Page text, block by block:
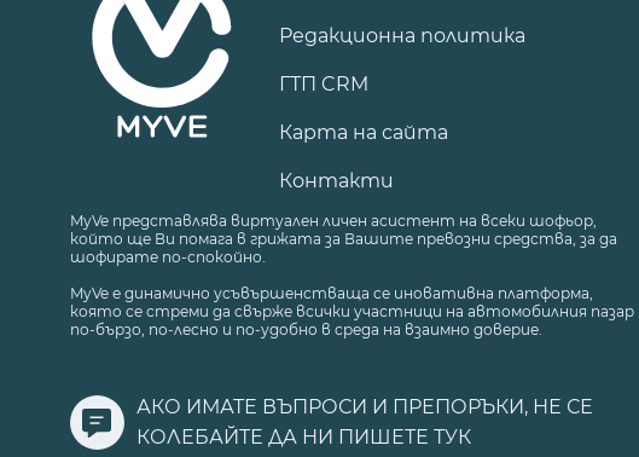
Редакционна политика
ГТП CRM
Карта на сайта
Контакти
MyVe представлява виртуален личен асистент на всеки шофьор,
който ще Ви помага в грижата за Вашите превозни средства, за да
шофирате по-спокойно.
MyVe е динамично усъвършенстваща се иновативна платформа,
която се стреми да свърже всички участници на автомобилния пазар
по-бързо, по-лесно и по-удобно в среда на взаимно доверие.
АКО ИМАТЕ ВЪПРОСИ И ПРЕПОРЪКИ, НЕ СЕ
КОЛЕБАЙТЕ ДА НИ ПИШЕТЕ ТУК